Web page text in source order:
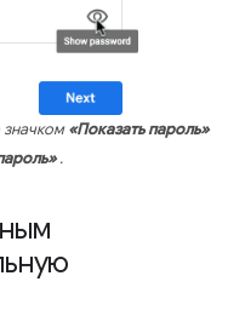
«Показать пароль»
.